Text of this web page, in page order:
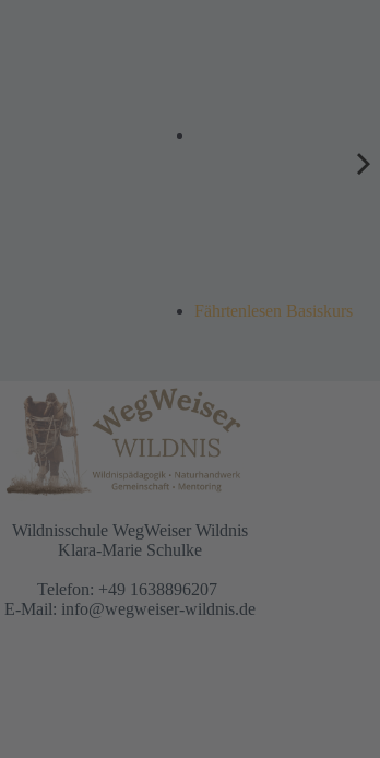
Fährtenlesen Basiskurs
Wildnisschule WegWeiser Wildnis
Klara-Marie Schulke
Telefon: +49 1638896207
E-Mail: info@wegweiser-wildnis.de